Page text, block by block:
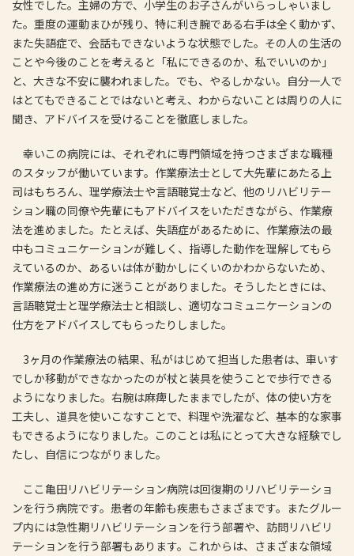
女性でした。主婦の方で、小学生のお子さんがいらっしゃいまし
た。重度の運動まひが残り、特に利き腕である右手は全く動かず、
また失語症で、会話もできないような状態でした。その人の生活の
ことや今後のことを考えると「私にできるのか、私でいいのか」
と、大きな不安に襲われました。でも、やるしかない。自分一人で
はとてもできることではないと考え、わからないことは周りの人に
聞き、アドバイスを受けることを徹底しました。
幸いこの病院には、それぞれに専門領域を持つさまざまな職種
のスタッフが働いています。作業療法士として大先輩にあたる上
司はもちろん、理学療法士や言語聴覚士など、他のリハビリテー
ション職の同僚や先輩にもアドバイスをいただきながら、作業療
法を進めました。たとえば、失語症があるために、作業療法の最
中もコミュニケーションが難しく、指導した動作を理解してもら
えているのか、あるいは体が動かしにくいのかわからないため、
作業療法の進め方に迷うことがありました。そうしたときには、
言語聴覚士と理学療法士と相談し、適切なコミュニケーションの
仕方をアドバイスしてもらったりしました。
3ヶ月の作業療法の結果、私がはじめて担当した患者は、車いす
でしか移動ができなかったのが杖と装具を使うことで歩行できる
ようになりました。右腕は麻痺したままでしたが、体の使い方を
工夫し、道具を使いこなすことで、料理や洗濯など、基本的な家事
もできるようになりました。このことは私にとって大きな経験でし
たし、自信につながりました。
ここ亀田リハビリテーション病院は回復期のリハビリテーショ
ンを行う病院です。患者の年齢も疾患もさまざまです。またグルー
プ内には急性期リハビリテーションを行う部署や、訪問リハビリ
テーションを行う部署もあります。これからは、さまざまな領域